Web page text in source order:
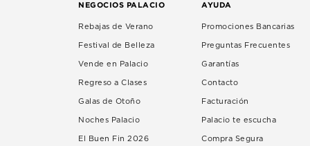
NEGOCIOS PALACIO
Rebajas de Verano
Festival de Belleza
Vende en Palacio
Regreso a Clases
Galas de Otoño
Noches Palacio
El Buen Fin 2026
AYUDA
Promociones Bancarias
Preguntas Frecuentes
Garantías
Contacto
Facturación
Palacio te escucha
Compra Segura